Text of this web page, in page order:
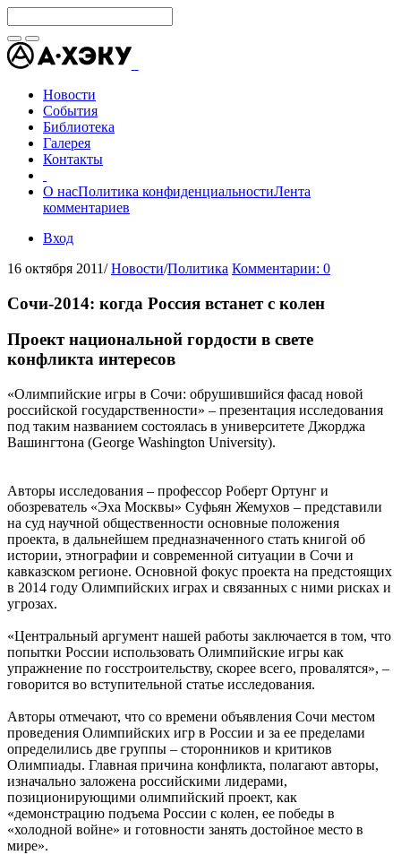
Новости
События
Библиотека
Галерея
Контакты
О насПолитика конфиденциальностиЛента
комментариев
Вход
16 октября 2011/ Новости/Политика Комментарии: 0
Сочи-2014: когда Россия встанет с колен
Проект национальной гордости в свете
конфликта интересов
«Олимпийские игры в Сочи: обрушившийся фасад новой
российской государственности» – презентация исследования
под таким названием состоялась в университете Джорджа
Вашингтона (George Washington University).
Авторы исследования – профессор Роберт Ортунг и
обозреватель «Эха Москвы» Суфьян Жемухов – представили
на суд научной общественности основные положения
проекта, в дальнейшем предназначенного стать книгой об
истории, этнографии и современной ситуации в Сочи и
кавказском регионе. Основной фокус проекта на предстоящих
в 2014 году Олимпийских играх и связанных с ними рисках и
угрозах.
«Центральный аргумент нашей работы заключается в том, что
попытки России использовать Олимпийские игры как
упражнение по госстроительству, скорее всего, провалятся», –
говорится во вступительной статье исследования.
Авторы отмечают, что со времени объявления Сочи местом
проведения Олимпийских игр в России и за ее пределами
определились две группы – сторонников и критиков
Олимпиады. Главная причина конфликта, полагают авторы,
изначально заложена российскими лидерами,
позиционирующими олимпийский проект, как
«демонстрацию подъема России с колен, ее победы в
«холодной войне» и готовности занять достойное место в
мире».